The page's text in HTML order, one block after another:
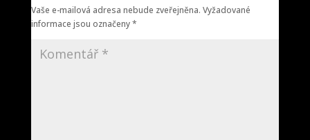
Vaše e-mailová adresa nebude zveřejněna. Vyžadované
informace jsou označeny*